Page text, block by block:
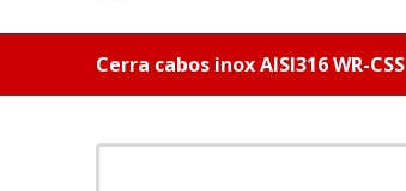
Cerra cabos inox AISI316 WR-CSS